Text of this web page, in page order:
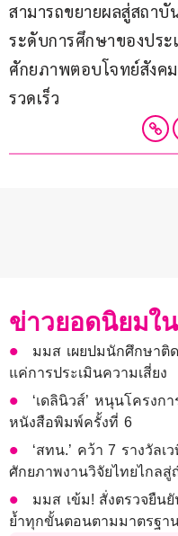
สามารถขยายผลสู่สถา
ระดับการศึกษาของปร
ศักยภาพตอบโจทย์สังค
รวดเร็ว
ข่าวยอดนิยมใ
มมส เผยปมนักศึกษาติด
แค่การประเมินความเสี่ยง
‘เดลินิวส์’ หนุนโครงก
หนังสือพิมพ์ครั้งที่ 6
‘สทน.’ คว้า 7 รางวัล
ศักยภาพงานวิจัยไทยไกล
มมส เข้ม! สั่งตรวจยืน
ย้ำทุกขั้นตอนตามมาตรฐา